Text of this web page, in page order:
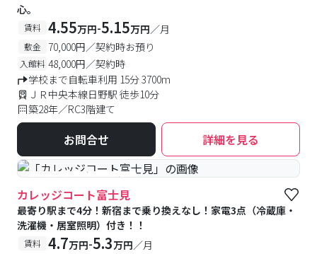
心。
賃料 4.55万円-5.15万円／月
敷金 70,000円／契約時お預り
入館料 48,000円／契約時
学校まで自転車利用 15分 3700m
ＪＲ中央本線日野駅 徒歩10分
築28年／RC3階建て
お問合せ 詳細を見る
#予約受付中 #空室待ち
カレッジコート富士見
最寄り駅まで4分！新宿まで乗り換えなし！家電3点（冷蔵庫・
洗濯機・居室照明）付き！！
賃料 4.7万円-5.3万円／月